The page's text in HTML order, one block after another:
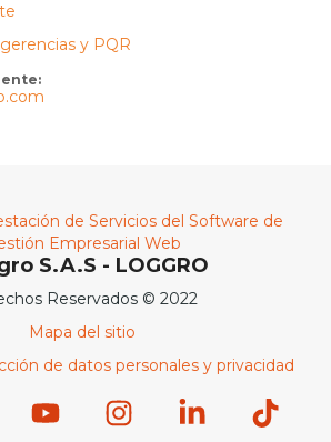
y PQR
de Servicios del Software de
Empresarial Web
S.A.S - LOGGRO
Reservados © 2022
Mapa del sitio
de datos personales y privacidad